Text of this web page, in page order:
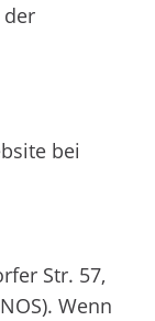
bei
Str. 57,
Wenn